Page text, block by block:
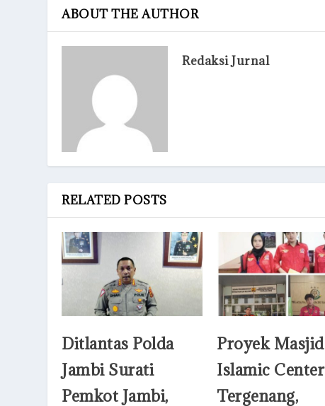
ABOUT THE AUTHOR
Redaksi Jurnal
RELATED POSTS
Ditlantas Polda
Jambi Surati
Pemkot Jambi,
Proyek Masjid
Islamic Center
Tergenang,